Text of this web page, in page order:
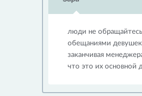
люди не
обещаниями
заканчивая
что это их основной